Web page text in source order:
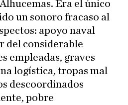
Era el único
un sonoro fracaso al
apoyo naval
del considerable
empleadas, graves
logística, tropas mal
descoordinados
pobre